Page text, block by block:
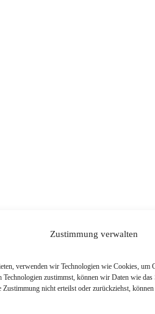
Zustimmung verwalten
verwenden wir Technologien wie Cookies, um
Technologien zustimmst, können wir Daten wie
Zustimmung nicht erteilst oder zurückziehst,